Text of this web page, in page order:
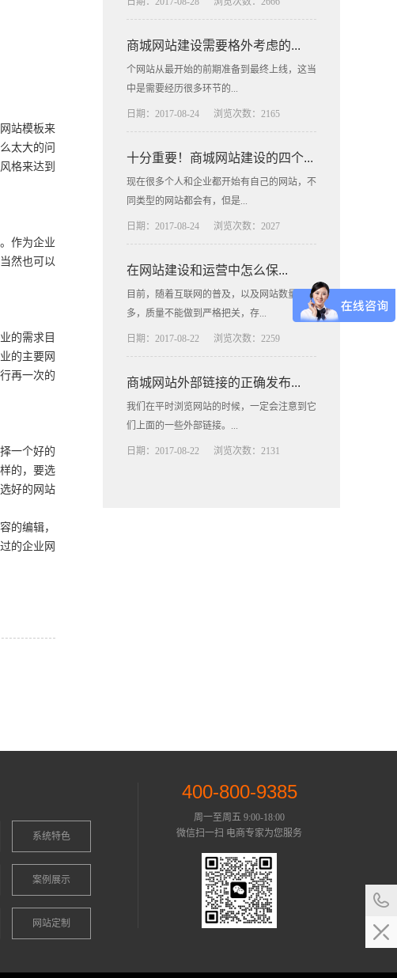
站模板来
太大的问
格来达到
作为企业
然也可以
的需求目
的主要网
再一次的
一个好的
的，要选
好的网站
的编辑，
的企业网
商城网站建设需要格外考虑的...
个网站从最开始的前期准备到最终上线，这当
中是需要经历很多环节的...
日期：2017-08-24 浏览次数：2165
十分重要！商城网站建设的四个...
现在很多个人和企业都开始有自己的网站，不
同类型的网站都会有，但是...
日期：2017-08-24 浏览次数：2027
在网站建设和运营中怎么保...
目前，随着互联网的普及，以及网站数量的增
多，质量不能做到严格把关，存...
日期：2017-08-22 浏览次数：2259
商城网站外部链接的正确发布...
我们在平时浏览网站的时候，一定会注意到它
们上面的一些外部链接。...
日期：2017-08-22 浏览次数：2131
系统特色
案例展示
网站定制
400-800-9385
周一至周五 9:00-18:00
微信扫一扫 电商专家为您服务